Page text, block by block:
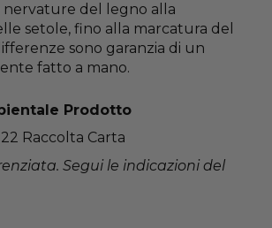
nervature del legno alla
setole, fino alla marcatura del
sono garanzia di un
fatto a mano.
Prodotto
22 Raccolta Carta
Segui le indicazioni del